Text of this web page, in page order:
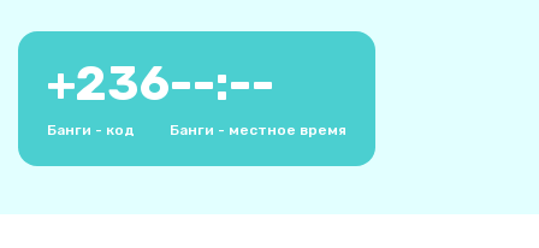
+236
Банги - код
--:--
Банги - местное время